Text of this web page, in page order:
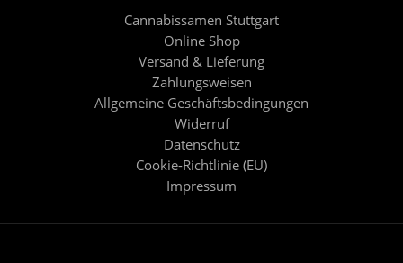
Cannabissamen Stuttgart
Online Shop
Versand & Lieferung
Zahlungsweisen
Allgemeine Geschäftsbedingungen
Widerruf
Datenschutz
Cookie-Richtlinie (EU)
Impressum